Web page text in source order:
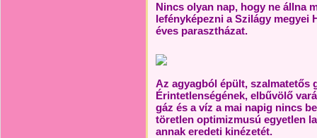
Nincs olyan nap, hogy ne állna
lefényképezni a Szilágy megyei
éves parasztházat.
Az agyagból épült, szalmatetős
Érintetlenségének, elbűvölő
gáz és a víz a mai napig nincs
töretlen optimizmusú egyetlen
annak eredeti kinézetét.